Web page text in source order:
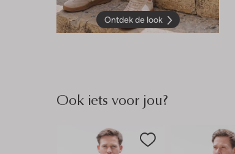
Ontdek de look
Ook iets voor jou?